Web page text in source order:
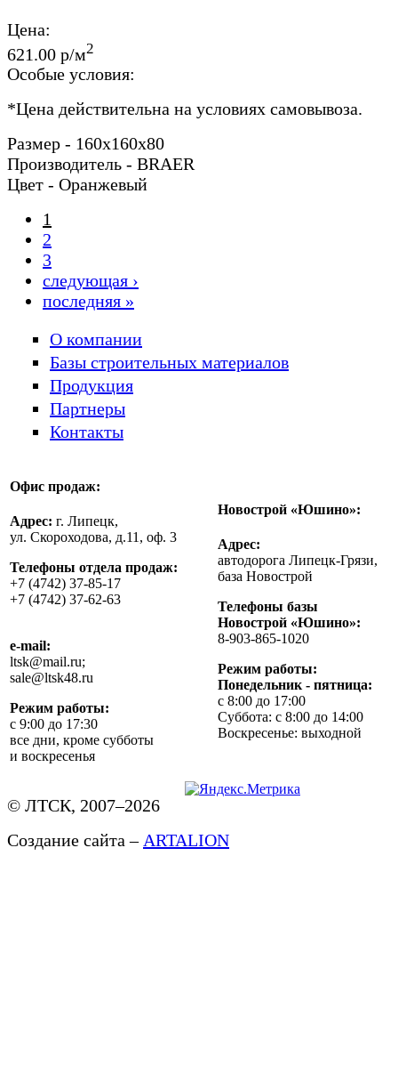
Цена:
621.00 р/м2
Особые условия:
*Цена действительна на условиях самовывоза.
Размер - 160x160x80
Производитель - BRAER
Цвет - Оранжевый
1
2
3
следующая ›
последняя »
О компании
Базы строительных материалов
Продукция
Партнеры
Контакты
Офис продаж:
Адрес: г. Липецк,
ул. Скороходова, д.11, оф. 3
Телефоны отдела продаж:
+7 (4742) 37-85-17
+7 (4742) 37-62-63
e-mail:
ltsk@mail.ru;
sale@ltsk48.ru
Режим работы:
с 9:00 до 17:30
все дни, кроме субботы
и воскресенья
Новострой «Юшино»:
Адрес:
автодорога Липецк-Грязи,
база Новострой
Телефоны базы
Новострой «Юшино»:
8-903-865-1020
Режим работы:
Понедельник - пятница:
с 8:00 до 17:00
Суббота: с 8:00 до 14:00
Воскресенье: выходной
© ЛТСК, 2007–2026
Создание сайта – ARTALION